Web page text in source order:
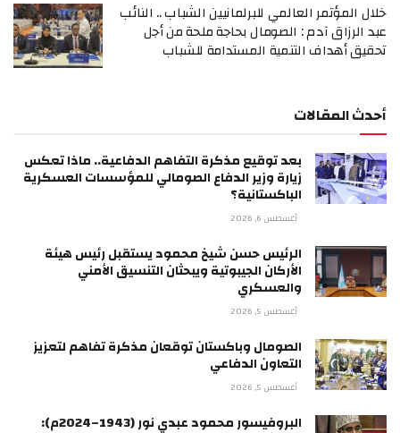
خلال المؤتمر العالمي للبرلمانيين الشباب .. النائب
عبد الرزاق آدم : الصومال بحاجة ملحة من أجل
تحقيق أهداف التنمية المستدامة للشباب
أحدث المقالات
بعد توقيع مذكرة التفاهم الدفاعية.. ماذا تعكس
زيارة وزير الدفاع الصومالي للمؤسسات العسكرية
الباكستانية؟
أغسطس 6, 2026
الرئيس حسن شيخ محمود يستقبل رئيس هيئة
الأركان الجيبوتية ويبحثان التنسيق الأمني
والعسكري
أغسطس 5, 2026
الصومال وباكستان توقعان مذكرة تفاهم لتعزيز
التعاون الدفاعي
أغسطس 5, 2026
البروفيسور محمود عبدي نور (1943–2024م):